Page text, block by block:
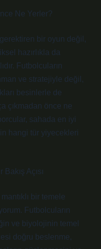
Ne Yerler?
bir oyun değil,
hazırlıkla da
Futbolcuların
ve stratejiyle değil,
besinlerle de
çıkmadan önce ne
sahada en iyi
hangi tür yiyecekleri
Açısı
bir temele
Futbolcuların
ve biyolojinin temel
doğru beslenme,